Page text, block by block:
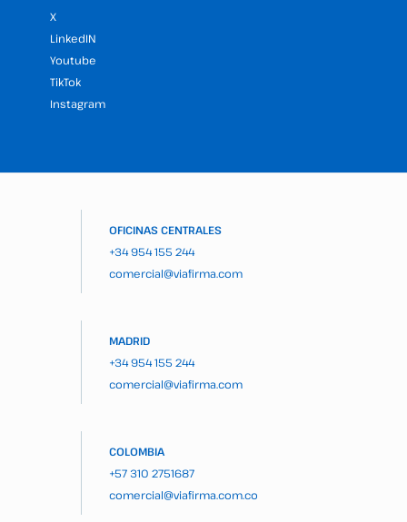
X
LinkedIN
Youtube
TikTok
Instagram
OFICINAS CENTRALES
+34 954 155 244
comercial@viafirma.com
MADRID
+34 954 155 244
comercial@viafirma.com
COLOMBIA
+57 310 2751687
comercial@viafirma.com.co